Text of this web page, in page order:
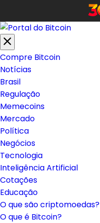
Compre Bitcoin
Notícias
Brasil
Regulação
Memecoins
Mercado
Política
Negócios
Tecnologia
Inteligência Artificial
Cotações
Educação
O que são criptomoedas?
O que é Bitcoin?